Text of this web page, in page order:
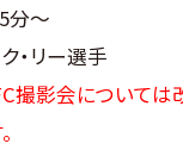
分～
・リー選手
撮影会については